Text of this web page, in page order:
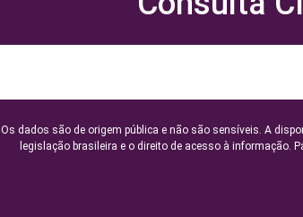
Os dados são de origem pública e não são sensíveis. A
legislação brasileira e o direito de acesso à informação.